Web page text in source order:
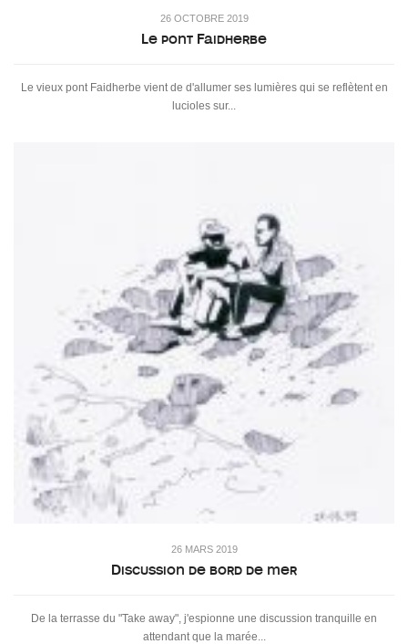
26 OCTOBRE 2019
Le pont Faidherbe
Le vieux pont Faidherbe vient de d'allumer ses lumières qui se reflètent en
lucioles sur...
26 MARS 2019
Discussion de bord de mer
De la terrasse du "Take away", j'espionne une discussion tranquille en
attendant que la marée...